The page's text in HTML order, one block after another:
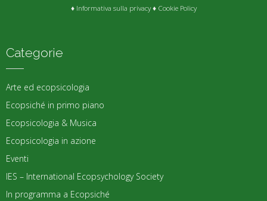
♦ Informativa sulla privacy♦ Cookie Policy
Categorie
Arte ed ecopsicologia
Ecopsiché in primo piano
Ecopsicologia & Musica
Ecopsicologia in azione
Eventi
IES – International Ecopsychology Society
In programma a Ecopsiché